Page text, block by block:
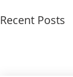
Recent Posts